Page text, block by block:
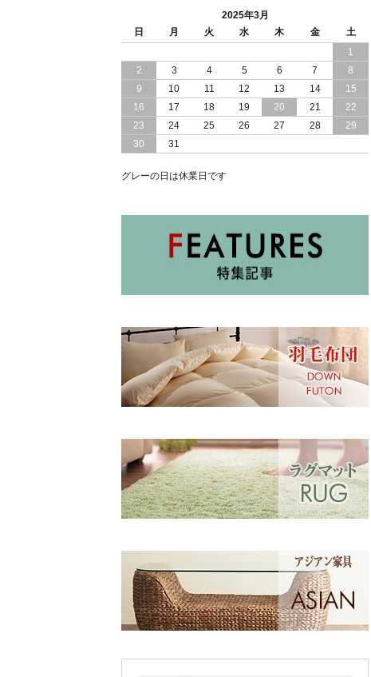
2025/01/08
寝室 くつろぎ 和モダン 空間 セキスイ
美草 使用 大容量 収納 跳ね上げ式 畳 ベ
ッド 日本製
2025/01/05
照明 コンセント 棚式 ヘッドボード 付
き 大容量 収納 跳ね上げ式 ベッド
2025年3月
日
月 火 水 木 金
土
1
2
3 4 5 6 7
8
9
10 11 12 13 14
15
16
17 18 19 20 21
22
23
24 25 26 27 28
29
30
31
グレーの日は休業日です